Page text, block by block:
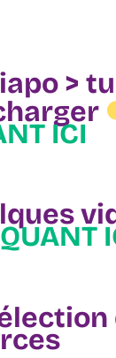
>
ICI